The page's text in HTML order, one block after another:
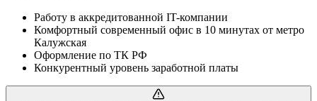
Работу в аккредитованной IT-компании
Комфортный современный офис в 10 минутах от метро
Калужская
Оформление по ТК РФ
Конкурентный уровень заработной платы